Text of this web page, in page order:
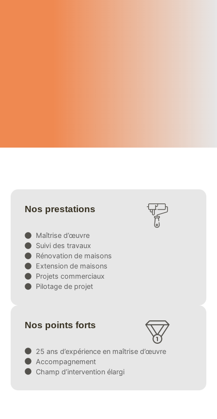
Nos prestations
Maîtrise d’œuvre
Suivi des travaux
Rénovation de maisons
Extension de maisons
Projets commerciaux
Pilotage de projet
Nos points forts
25 ans d’expérience en maîtrise d’œuvre
Accompagnement
Champ d’intervention élargi